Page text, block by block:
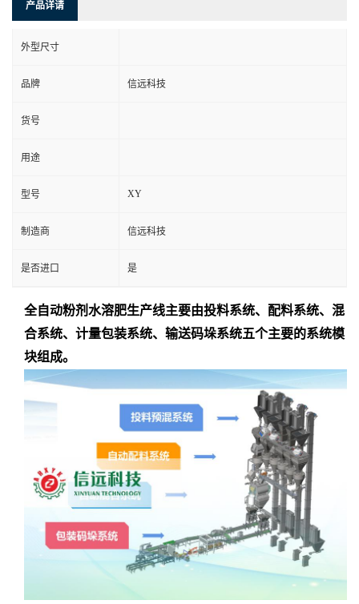
产品详请
外型尺寸
品牌 信远科技
货号
用途
型号 XY
制造商 信远科技
是否进口 是
全自动粉剂水溶肥生产线主要由投料系统、配料系统、混
合系统、计量包装系统、输送码垛系统五个主要的系统模
块组成。